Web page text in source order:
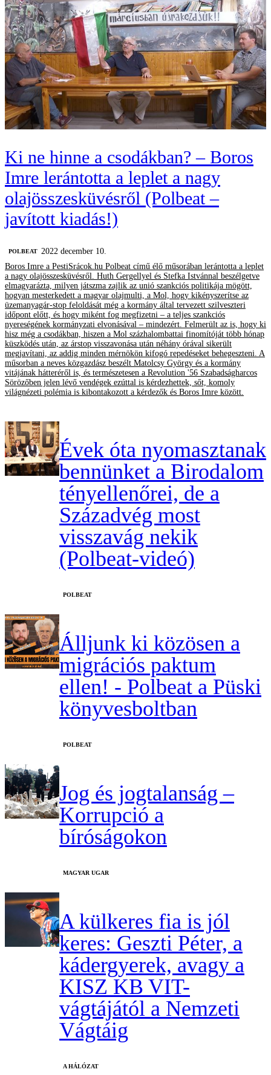
Ki ne hinne a csodákban? – Boros
Imre lerántotta a leplet a nagy
olajösszesküvésről (Polbeat –
javított kiadás!)
‎POLBEAT
2022 december 10.
Boros Imre a PestiSrácok.hu Polbeat című élő műsorában lerántotta a leplet
a nagy olajösszesküvésről. Huth Gergellyel és Stefka Istvánnal beszélgetve
elmagyarázta, milyen játszma zajlik az unió szankciós politikája mögött,
hogyan mesterkedett a magyar olajmulti, a Mol, hogy kikényszerítse az
üzemanyagár-stop feloldását még a kormány által tervezett szilveszteri
időpont előtt, és hogy miként fog megfizetni – a teljes szankciós
nyereségének kormányzati elvonásával – mindezért. Felmerült az is, hogy ki
hisz még a csodákban, hiszen a Mol százhalombattai finomítóját több hónap
küszködés után, az árstop visszavonása után néhány órával sikerült
megjavítani, az addig minden mérnökön kifogó repedéseket behegeszteni. A
műsorban a neves közgazdász beszélt Matolcsy György és a kormány
vitájának hátteréről is, és természetesen a Revolution '56 Szabadságharcos
Sörözőben jelen lévő vendégek ezúttal is kérdezhettek, sőt, komoly
világnézeti polémia is kibontakozott a kérdezők és Boros Imre között.
Évek óta nyomasztanak
bennünket a Birodalom
tényellenőrei, de a
Századvég most
visszavág nekik
(Polbeat-videó)
‎POLBEAT
Álljunk ki közösen a
migrációs paktum
ellen! - Polbeat a Püski
könyvesboltban
‎POLBEAT
Jog és jogtalanság –
Korrupció a
bíróságokon
MAGYAR UGAR
A külkeres fia is jól
keres: Geszti Péter, a
kádergyerek, avagy a
KISZ KB VIT-
vágtájától a Nemzeti
Vágtáig
A HÁLÓZAT